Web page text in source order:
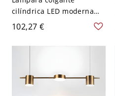
cilíndrica LED moderna
con luz cálida y longitud
de suspensión ajustable -
110 A 120 V Dorado 30,48
102,27 €